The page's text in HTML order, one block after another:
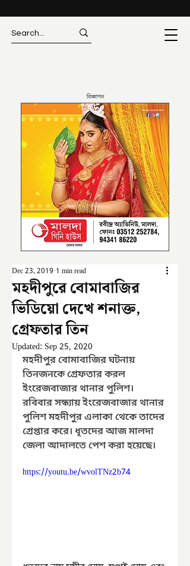
বিজ্ঞাপন
মহদীপুরে বোমাবাজির
ভিডিয়ো দেখে শনাক্ত,
গ্রেফতার তিন
Dec 23, 2019 1 min read
Updated: Sep 25, 2020
মহদীপুর বোমাবাজির ঘটনায়
তিনজনকে গ্রেফতার করল
ইংরেজবাজার থানার পুলিশ।
রবিবার সন্ধ্যায় ইংরেজবাজার থানার
পুলিশ মহদীপুর এলাকা থেকে তাদের
গ্রেপ্তার করে। ধৃতদের আজ মালদা
জেলা আদালতে পেশ করা হয়েছে।
https://youtu.be/wvolTNz2b74